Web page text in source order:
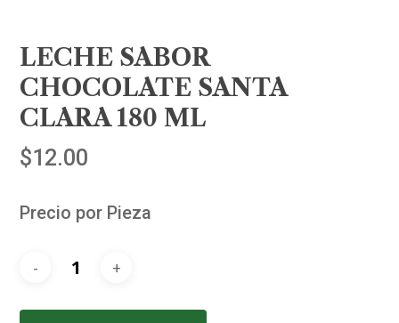
LECHE SABOR
CHOCOLATE SANTA
CLARA 180 ML
$12.00
Precio por Pieza